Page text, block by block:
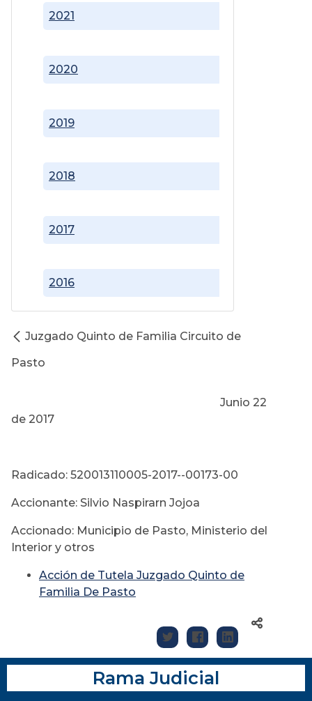
2016
2017
2018
2019
2020
2021
Juzgado Quinto de Familia Circuito de
Pasto
Junio 22
de 2017
Radicado: 520013110005-2017--00173-00
Accionante: Silvio Naspirarn Jojoa
Accionado: Municipio de Pasto, Ministerio del
Interior y otros
Acción de Tutela Juzgado Quinto de
Familia De Pasto
Rama Judicial